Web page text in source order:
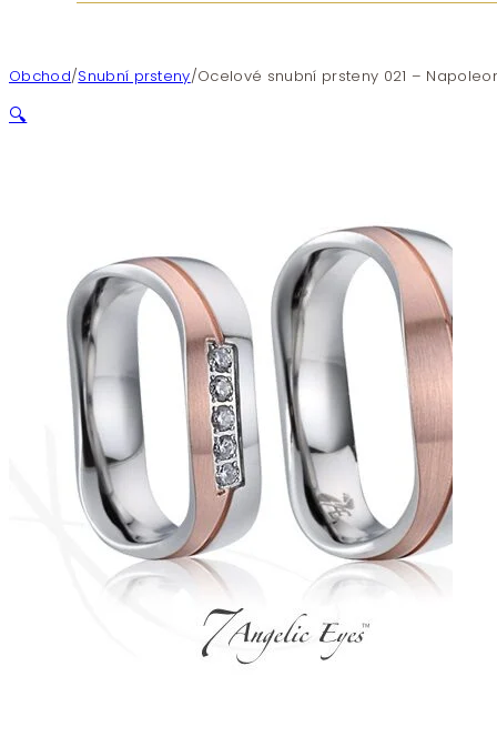
Obchod/Snubní prsteny/Ocelové snubní prsteny 021 –
🔍